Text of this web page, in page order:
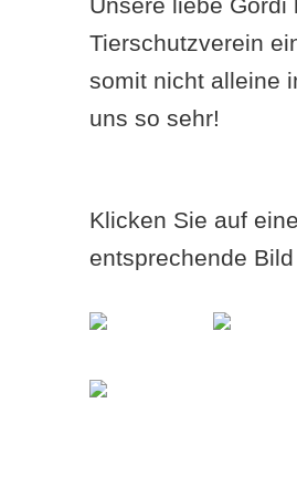
Tierschutzverein
somit nicht alleine
uns so sehr!
Klicken Sie auf
entsprechende